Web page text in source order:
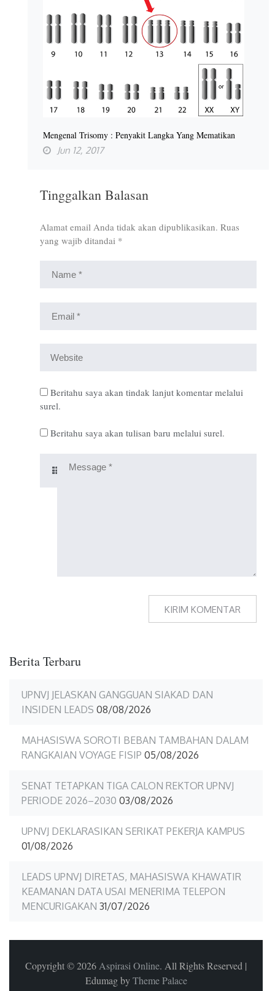
Mengenal Trisomy : Penyakit Langka Yang Mematikan
Jun 12, 2017
Tinggalkan Balasan
Alamat email Anda tidak akan dipublikasikan. Ruas
yang wajib ditandai *
Beritahu saya akan tindak lanjut komentar melalui
surel.
Beritahu saya akan tulisan baru melalui surel.
Berita Terbaru
UPNVJ JELASKAN GANGGUAN SIAKAD DAN
INSIDEN LEADS 08/08/2026
MAHASISWA SOROTI BEBAN TAMBAHAN DALAM
RANGKAIAN VOYAGE FISIP 05/08/2026
SENAT TETAPKAN TIGA CALON REKTOR UPNVJ
PERIODE 2026–2030 03/08/2026
UPNVJ DEKLARASIKAN SERIKAT PEKERJA KAMPUS
01/08/2026
LEADS UPNVJ DIRETAS, MAHASISWA KHAWATIR
KEAMANAN DATA USAI MENERIMA TELEPON
MENCURIGAKAN 31/07/2026
Copyright © 2026 Aspirasi Online. All Rights Reserved |
Edumag byTheme Palace